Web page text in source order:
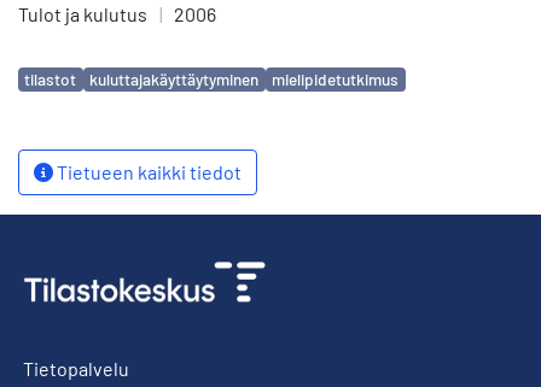
Tulot ja kulutus | 2006
Avainsanat
tilastot kuluttajakäyttäytyminen mielipidetutkimus
Tietueen kaikki tiedot
Tietopalvelu